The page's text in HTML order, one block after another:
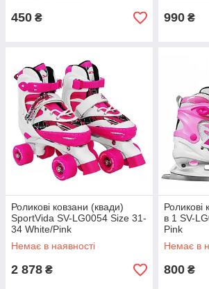
450 ₴ 990 ₴
Роликові ковзани (квади)
SportVida SV-LG0054 Size 31-
34 White/Pink
Немає в наявності
2 878 ₴
Роликові
в 1 SV-
Pink
Немає в
800 ₴